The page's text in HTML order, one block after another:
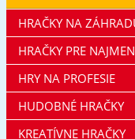
HRAČKY NA
HRAČKY PRE
HRY NA PROFESIE
HUDOBNÉ HRAČKY
KREATÍVNE HRAČKY